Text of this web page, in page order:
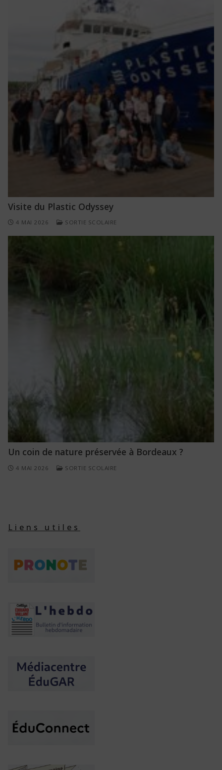
Visite du Plastic Odyssey
4 MAI 2026 SORTIE SCOLAIRE
Un coin de nature préservée à Bordeaux ?
4 MAI 2026 SORTIE SCOLAIRE
Liens utiles